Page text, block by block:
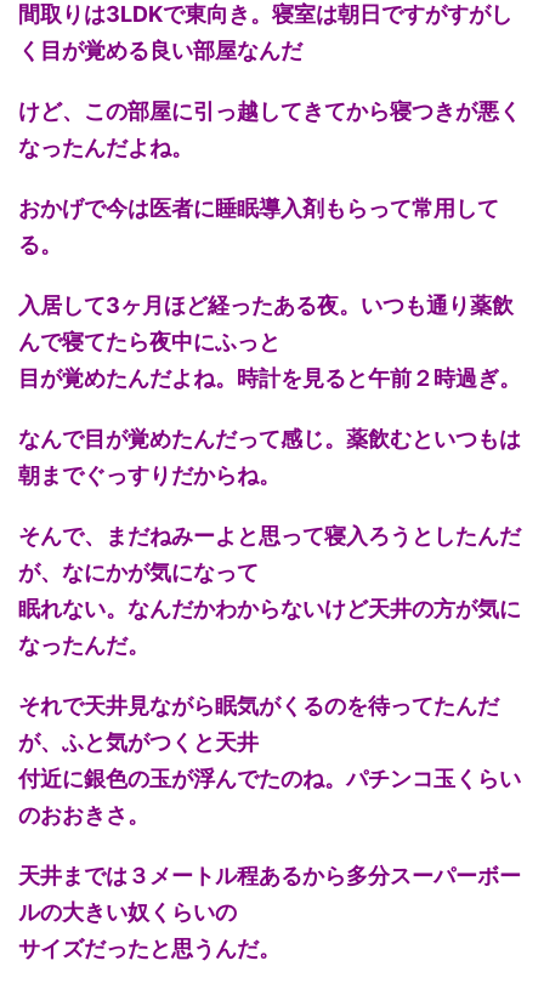
間取りは3LDKで東向き。寝室は朝日ですがすがし
く目が覚める良い部屋なんだ
けど、この部屋に引っ越してきてから寝つきが悪く
なったんだよね。
おかげで今は医者に睡眠導入剤もらって常用して
る。
入居して3ヶ月ほど経ったある夜。いつも通り薬飲
んで寝てたら夜中にふっと
目が覚めたんだよね。時計を見ると午前２時過ぎ。
なんで目が覚めたんだって感じ。薬飲むといつもは
朝までぐっすりだからね。
そんで、まだねみーよと思って寝入ろうとしたんだ
が、なにかが気になって
眠れない。なんだかわからないけど天井の方が気に
なったんだ。
それで天井見ながら眠気がくるのを待ってたんだ
が、ふと気がつくと天井
付近に銀色の玉が浮んでたのね。パチンコ玉くらい
のおおきさ。
天井までは３メートル程あるから多分スーパーボー
ルの大きい奴くらいの
サイズだったと思うんだ。